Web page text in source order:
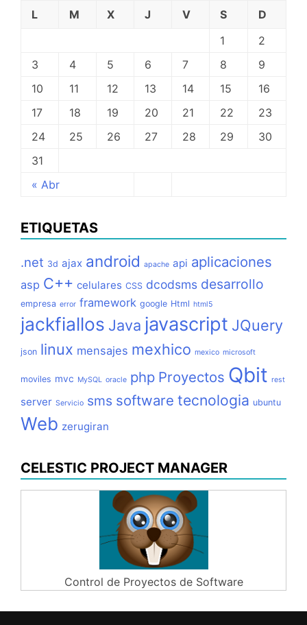
L
M X J V S D
« Abr
1
2
3
4 5 6 7 8
9
10
11 12 13 14 15
16
17
18 19 20 21 22
23
24
25 26 27 28 29
30
31
ETIQUETAS
.net 3d ajax android apache api aplicaciones
asp C++ celulares CSS dcodsms desarrollo
empresa error framework google Html html5
jackfiallos Java javascript JQuery
json linux mensajes mexhico mexico microsoft
moviles mvc MySQL oracle php Proyectos Qbit rest
server Servicio sms software tecnologia ubuntu
Web zerugiran
CELESTIC PROJECT MANAGER
Control de Proyectos de Software